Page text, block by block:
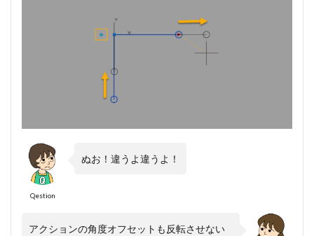
Qestion
ぬお！違うよ違うよ！
アクションの角度オフセットも反転させない